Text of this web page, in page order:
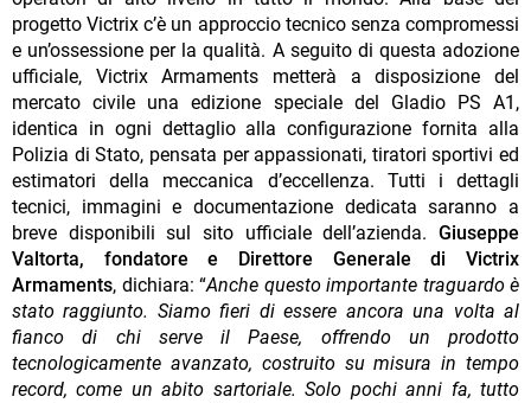
progetto Victrix c’è un approccio tecnico senza compromessi
e un’ossessione per la qualità. A seguito di questa adozione
ufficiale, Victrix Armaments metterà a disposizione del
mercato civile una edizione speciale del Gladio PS A1,
identica in ogni dettaglio alla configurazione fornita alla
Polizia di Stato, pensata per appassionati, tiratori sportivi ed
estimatori della meccanica d’eccellenza. Tutti i dettagli
tecnici, immagini e documentazione dedicata saranno a
breve disponibili sul sito ufficiale dell’azienda. Giuseppe
Valtorta, fondatore e Direttore Generale di Victrix
Armaments, dichiara: “Anche questo importante traguardo è
stato raggiunto. Siamo fieri di essere ancora una volta al
fianco di chi serve il Paese, offrendo un prodotto
tecnologicamente avanzato, costruito su misura in tempo
record, come un abito sartoriale. Solo pochi anni fa, tutto